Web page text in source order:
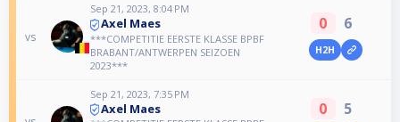
vs
Sep 21, 2023, 8:04 PM
Axel Maes
***COMPETITIE EERSTE KLASSE BPBF
BRABANT/ANTWERPEN SEIZOEN
2023***
0 6
H2H
Sep 21, 2023, 7:35 PM
Axel Maes 0 5